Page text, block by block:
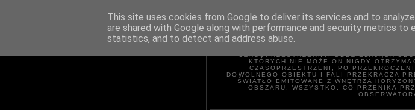
KTÓRYCH NIE MOŻE ON NIGDY
CZASOPRZESTRZENI, PO
DOWOLNEGO OBIEKTU I FALI PRZEKRACZA
ŚWIATŁO EMITOWANE Z WNĘTRZA
OBSZARU. WSZYSTKO, CO PRZENIKA
This site uses cookies from Google to deliver its services and to
are shared with Google along with performance and security metrics to
statistics, and to detect and address abuse.